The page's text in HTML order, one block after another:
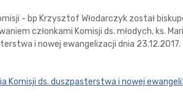
- bp Krzysztof Włodarczyk został
członkami Komisji ds. młodych, ks.
i nowej ewangelizacji dnia 23.12.2017.
Komisji ds. duszpasterstwa i nowej